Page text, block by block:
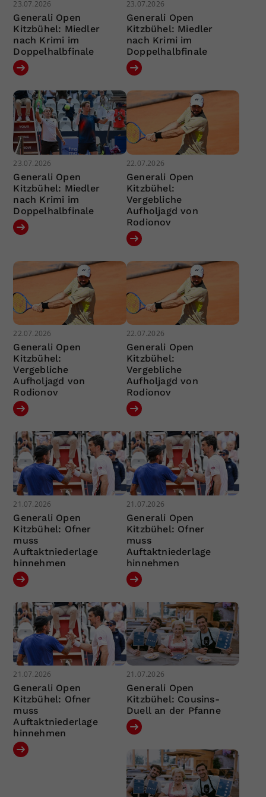
23.07.2026
Generali Open
Kitzbühel: Miedler
nach Krimi im
Doppelhalbfinale
23.07.2026
Generali Open
Kitzbühel: Miedler
nach Krimi im
Doppelhalbfinale
23.07.2026
Generali Open
Kitzbühel: Miedler
nach Krimi im
Doppelhalbfinale
22.07.2026
Generali Open
Kitzbühel:
Vergebliche
Aufholjagd von
Rodionov
22.07.2026
Generali Open
Kitzbühel:
Vergebliche
Aufholjagd von
Rodionov
22.07.2026
Generali Open
Kitzbühel:
Vergebliche
Aufholjagd von
Rodionov
21.07.2026
Generali Open
Kitzbühel: Ofner
muss
Auftaktniederlage
hinnehmen
21.07.2026
Generali Open
Kitzbühel: Ofner
muss
Auftaktniederlage
hinnehmen
21.07.2026
Generali Open
Kitzbühel: Ofner
muss
Auftaktniederlage
hinnehmen
21.07.2026
Generali Open
Kitzbühel: Cousins-
Duell an der Pfanne